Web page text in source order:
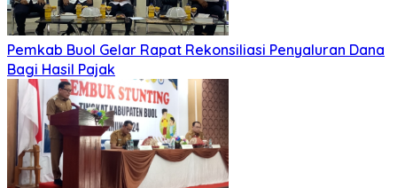
Pemkab Buol Gelar Rapat Rekonsiliasi Penyaluran Dana
Bagi Hasil Pajak